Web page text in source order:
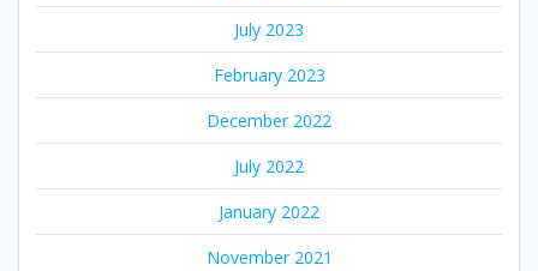
July 2023
February 2023
December 2022
July 2022
January 2022
November 2021